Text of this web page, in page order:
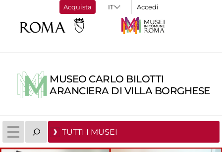
Acquista Accedi
MUSEO CARLO BILOTTI
ARANCIERA DI VILLA BORGHESE
TUTTI I MUSEI